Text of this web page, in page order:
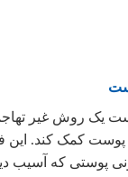
یک روش غیر
پوست کمک کند. این
پوستی که آسیب